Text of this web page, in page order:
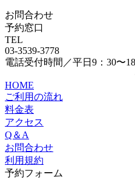
お問合わせ
予約窓口
TEL
03-3539-3778
電話受付時間／平日9：30〜
HOME
ご利用の流れ
料金表
アクセス
Q＆A
お問合わせ
利用規約
予約フォーム